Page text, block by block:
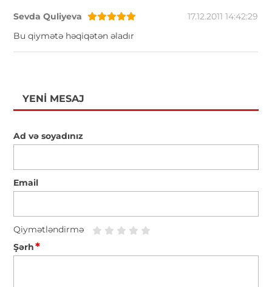
Sevda Quliyeva
17.12.2011 14:42:29
Bu qiymətə həqiqətən əladır
YENI MESAJ
Ad və soyadınız
Email
Qiymətləndirmə
Şərh*